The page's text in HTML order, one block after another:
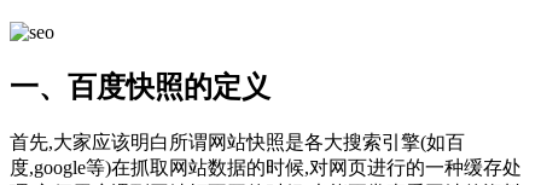
一、百度快照的定义
首先,大家应该明白所谓网站快照是各大搜索引擎(如百
度,google等)在抓取网站数据的时候,对网页进行的一种缓存处